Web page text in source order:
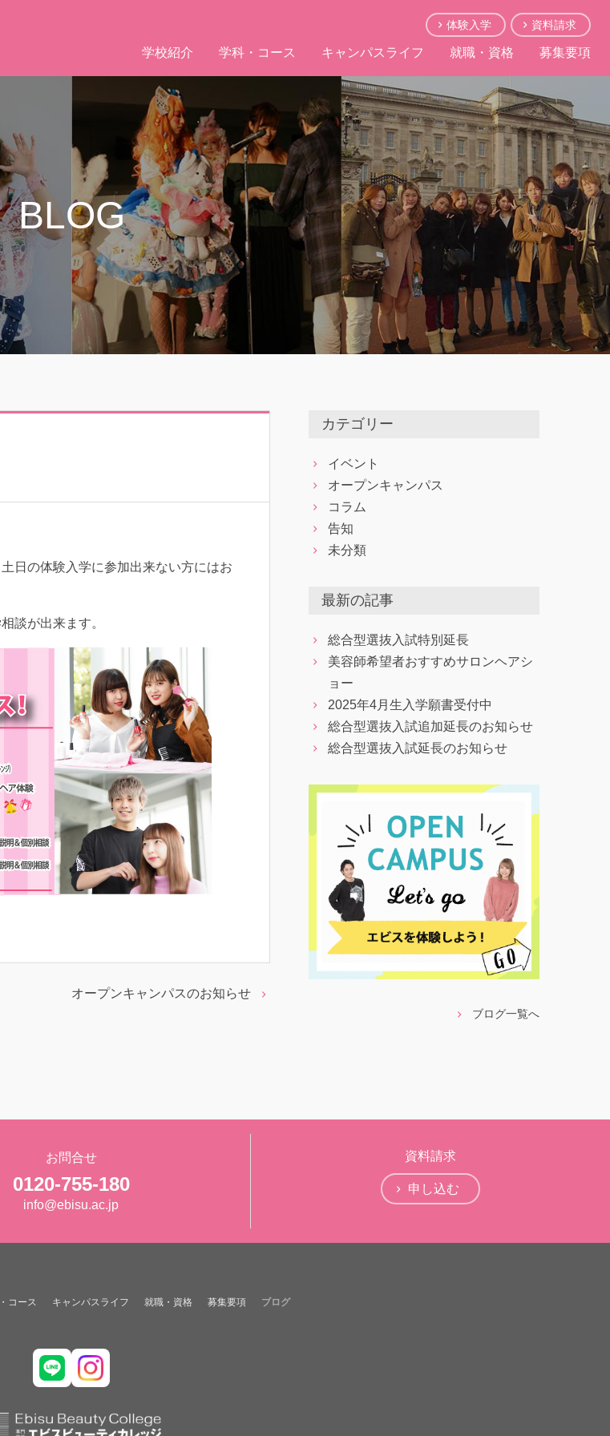
体験入学 資料請求
学校紹介 学科・コース キャンパスライフ 就職・資格 募集要項
BLOG
日の体験入学に参加出来ない方にはお
談が出来ます。
オープンキャンパスのお知らせ
カテゴリー
イベント
オープンキャンパス
コラム
告知
未分類
最新の記事
総合型選抜入試特別延長
美容師希望者おすすめサロンヘアシ
ョー
2025年4月生入学願書受付中
総合型選抜入試追加延長のお知らせ
総合型選抜入試延長のお知らせ
ブログ一覧へ
お問合せ
0120-755-180
info@ebisu.ac.jp
資料請求
申し込む
コース キャンパスライフ 就職・資格 募集要項 ブログ